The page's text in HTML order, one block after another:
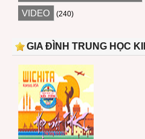
VIDEO (240)
GIA ĐÌNH TRUNG HỌC